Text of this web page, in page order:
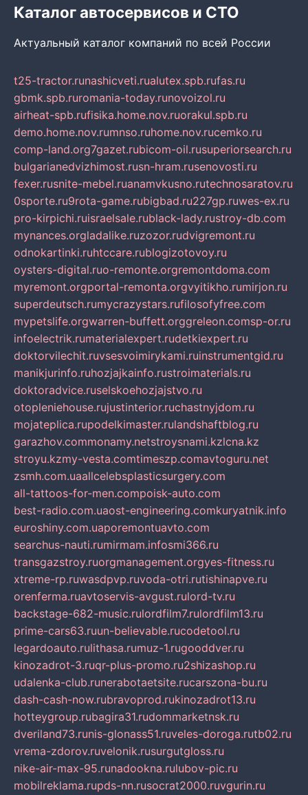
Каталог автосервисов и СТО
Актуальный каталог компаний по всей России
t25-tractor.runashicveti.rualutex.spb.rufas.ru
gbmk.spb.ruromania-today.runovoizol.ru
airheat-spb.rufisika.home.nov.ruorakul.spb.ru
demo.home.nov.rumnso.ruhome.nov.rucemko.ru
comp-land.org7gazet.rubicom-oil.rusuperiorsearch.ru
bulgarianedvizhimost.rusn-hram.rusenovosti.ru
fexer.rusnite-mebel.ruanamvkusno.rutechnosaratov.ru
0sporte.ru9rota-game.rubigbad.ru227gp.ruwes-ex.ru
pro-kirpichi.ruisraelsale.rublack-lady.rustroy-db.com
mynances.orgladalike.ruzozor.rudvigremont.ru
odnokartinki.ruhtccare.rublogizotovoy.ru
oysters-digital.ruo-remonte.orgremontdoma.com
myremont.orgportal-remonta.orgvyitikho.rumirjon.ru
superdeutsch.rumycrazystars.rufilosofyfree.com
mypetslife.orgwarren-buffett.orggreleon.comsp-or.ru
infoelectrik.rumaterialexpert.rudetkiexpert.ru
doktorvilechit.ruvsesvoimirykami.ruinstrumentgid.ru
manikjurinfo.ruhozjajkainfo.rustroimaterials.ru
doktoradvice.ruselskoehozjajstvo.ru
otopleniehouse.rujustinterior.ruchastnyjdom.ru
mojateplica.rupodelkimaster.rulandshaftblog.ru
garazhov.commonamy.netstroysnami.kzlcna.kz
stroyu.kzmy-vesta.comtimeszp.comavtoguru.net
zsmh.com.uaallcelebsplasticsurgery.com
all-tattoos-for-men.compoisk-auto.com
best-radio.com.uaost-engineering.comkuryatnik.info
euroshiny.com.uaporemontuavto.com
searchus-nauti.rumirmam.infosmi366.ru
transgazstroy.ruorgmanagement.orgyes-fitness.ru
xtreme-rp.ruwasdpvp.ruvoda-otri.rutishinapve.ru
orenferma.ruavtoservis-avgust.rulord-tv.ru
backstage-682-music.rulordfilm7.rulordfilm13.ru
prime-cars63.ruun-believable.rucodetool.ru
legardoauto.rulithasa.rumuz-1.rugooddver.ru
kinozadrot-3.ruqr-plus-promo.ru2shizashop.ru
udalenka-club.runerabotaetsite.rucarszona-bu.ru
dash-cash-now.rubravoprod.rukinozadrot13.ru
hotteygroup.rubagira31.rudommarketnsk.ru
dveriland73.runis-glonass51.ruveles-doroga.rutb02.ru
vrema-zdorov.ruvelonik.rusurgutgloss.ru
nike-air-max-95.runadookna.rulubov-pic.ru
mobilreklama.rupds-nn.rusocrat2000.ruvgurin.ru